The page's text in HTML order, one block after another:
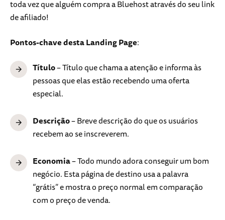
toda vez que alguém compra a Bluehost através do seu link
de afiliado!
Pontos-chave desta Landing Page:
Título– Título que chama a atenção e informa às
pessoas que elas estão recebendo uma oferta
especial.
Descrição– Breve descrição do que os usuários
recebem ao se inscreverem.
Economia– Todo mundo adora conseguir um bom
negócio. Esta página de destino usa a palavra
“grátis” e mostra o preço normal em comparação
com o preço de venda.